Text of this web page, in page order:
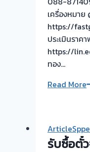
เครื่องหมา
https://
ประเมินราค
https://
ทอง…
Read More
รับซื้อตั๋